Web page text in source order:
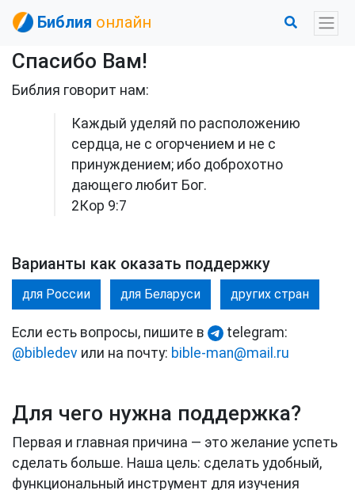
Библия онлайн
Спасибо Вам!
Библия говорит нам:
Каждый уделяй по расположению
сердца, не с огорчением и не с
принуждением; ибо доброхотно
дающего любит Бог.
2Кор 9:7
Варианты как оказать поддержку
для России для Беларуси других стран
Если есть вопросы, пишите в
telegram:
@bibledev или на почту: bible-man@mail.ru
Для чего нужна поддержка?
Первая и главная причина — это желание успеть
сделать больше. Наша цель: сделать удобный,
функциональный инструмент для изучения